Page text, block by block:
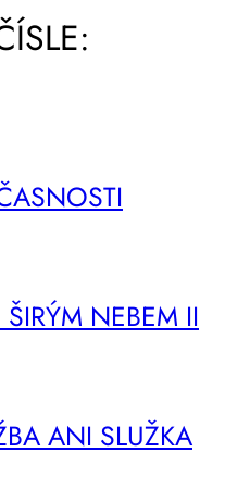
NE­BEM II
ANI SLUŽ­KA